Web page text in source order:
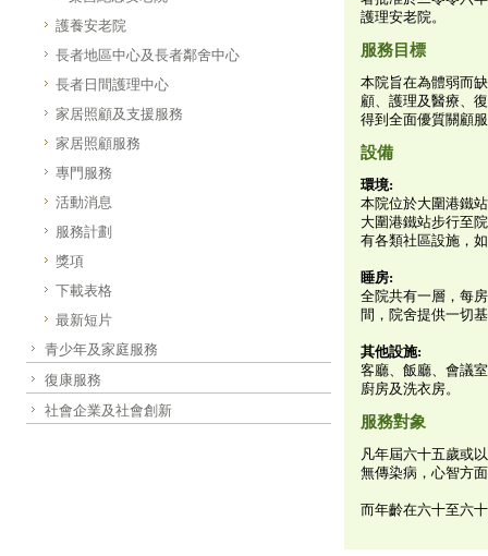
護養安老院
長者地區中心及長者鄰舍中心
長者日間護理中心
家居照顧及支援服務
家居照顧服務
專門服務
活動消息
服務計劃
獎項
下載表格
最新短片
青少年及家庭服務
復康服務
社會企業及社會創新
護理安老院。
服務目標
本院旨在為體弱而
顧、護理及醫療、
得到全面優質關顧
設備
環境:
本院位於大圍港鐵
大圍港鐵站步行至
有各類社區設施，
睡房:
全院共有一層，每
間，院舍提供一切
其他設施:
客廳、飯廳、會議
廚房及洗衣房。
服務對象
凡年屆六十五歲或
無傳染病，心智方
而年齡在六十至六